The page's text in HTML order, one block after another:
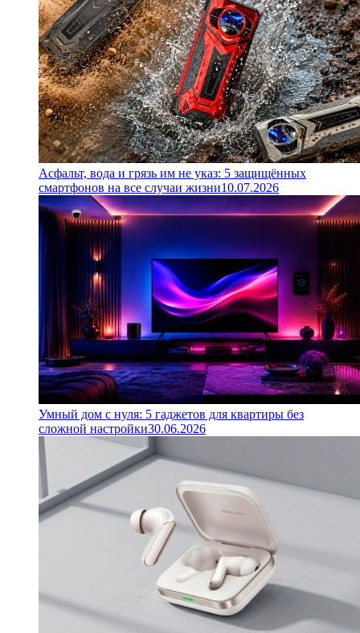
Асфальт, вода и грязь им не указ: 5 защищённых
смартфонов на все случаи жизни10.07.2026
Умный дом с нуля: 5 гаджетов для квартиры без
сложной настройки30.06.2026